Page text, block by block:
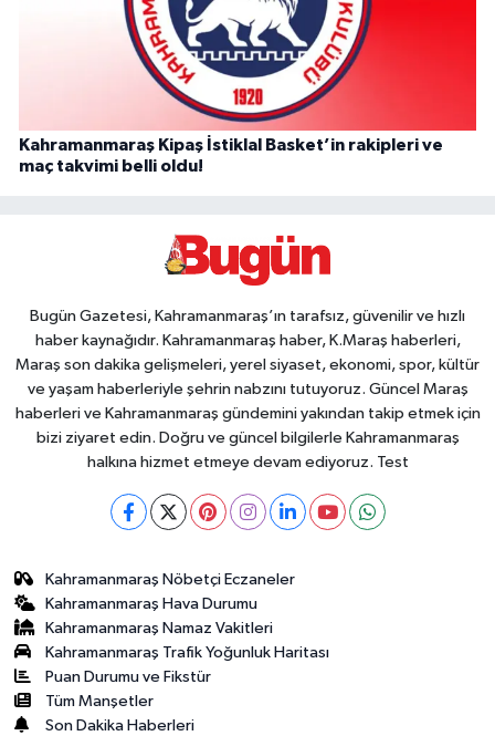
Kahramanmaraş Kipaş İstiklal Basket’in rakipleri ve
maç takvimi belli oldu!
Bugün Gazetesi, Kahramanmaraş’ın tarafsız, güvenilir ve hızlı
haber kaynağıdır. Kahramanmaraş haber, K.Maraş haberleri,
Maraş son dakika gelişmeleri, yerel siyaset, ekonomi, spor, kültür
ve yaşam haberleriyle şehrin nabzını tutuyoruz. Güncel Maraş
haberleri ve Kahramanmaraş gündemini yakından takip etmek için
bizi ziyaret edin. Doğru ve güncel bilgilerle Kahramanmaraş
halkına hizmet etmeye devam ediyoruz. Test
Kahramanmaraş Nöbetçi Eczaneler
Kahramanmaraş Hava Durumu
Kahramanmaraş Namaz Vakitleri
Kahramanmaraş Trafik Yoğunluk Haritası
Puan Durumu ve Fikstür
Tüm Manşetler
Son Dakika Haberleri